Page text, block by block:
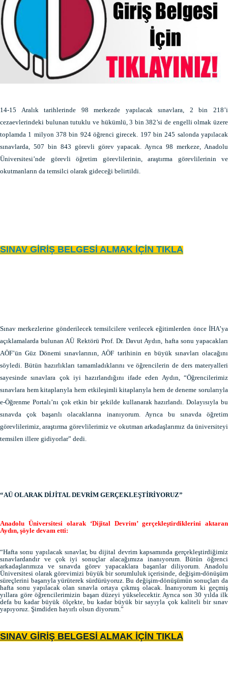
14-15 Aralık tarihlerinde 98 merkezde yapılacak sınavlara, 2 bin 218’i
cezaevlerindeki bulunan tutuklu ve hükümlü, 3 bin 382’si de engelli olmak üzere
toplamda 1 milyon 378 bin 924 öğrenci girecek. 197 bin 245 salonda yapılacak
sınavlarda, 507 bin 843 görevli görev yapacak. Ayrıca 98 merkeze, Anadolu
Üniversitesi’nde görevli öğretim görevlilerinin, araştırma görevlilerinin ve
okutmanların da temsilci olarak gideceği belirtildi.
SINAV GİRİŞ BELGESİ ALMAK İÇİN TIKLA
Sınav merkezlerine gönderilecek temsilcilere verilecek eğitimlerden önce İHA’ya
açıklamalarda bulunan AÜ Rektörü Prof. Dr. Davut Aydın, hafta sonu yapacakları
AÖF’ün Güz Dönemi sınavlarının, AÖF tarihinin en büyük sınavları olacağını
söyledi. Bütün hazırlıkları tamamladıklarını ve öğrencilerin de ders materyalleri
sayesinde sınavlara çok iyi hazırlandığını ifade eden Aydın, “Öğrencilerimiz
sınavlara hem kitaplarıyla hem etkileşimli kitaplarıyla hem de deneme sorularıyla
e-Öğrenme Portalı’nı çok etkin bir şekilde kullanarak hazırlandı. Dolayısıyla bu
sınavda çok başarılı olacaklarına inanıyorum. Ayrıca bu sınavda öğretim
görevlilerimiz, araştırma görevlilerimiz ve okutman arkadaşlarımız da üniversiteyi
temsilen illere gidiyorlar” dedi.
“AÜ OLARAK DİJİTAL DEVRİM GERÇEKLEŞTİRİYORUZ”
Anadolu Üniversitesi olarak ‘Dijital Devrim’ gerçekleştirdiklerini aktaran
Aydın, şöyle devam etti:
“Hafta sonu yapılacak sınavlar, bu dijital devrim kapsamında gerçekleştirdiğimiz
sınavlardandır ve çok iyi sonuçlar alacağımıza inanıyorum. Bütün öğrenci
arkadaşlarımıza ve sınavda görev yapacaklara başarılar diliyorum. Anadolu
Üniversitesi olarak görevimizi büyük bir sorumluluk içerisinde, değişim-dönüşüm
süreçlerini başarıyla yürüterek sürdürüyoruz. Bu değişim-dönüşümün sonuçları da
hafta sonu yapılacak olan sınavla ortaya çıkmış olacak. İnanıyorum ki geçmiş
yıllara göre öğrencilerimizin başarı düzeyi yükselecektir. Ayrıca son 30 yılda ilk
defa bu kadar büyük ölçekte, bu kadar büyük bir sayıyla çok kaliteli bir sınav
yapıyoruz. Şimdiden hayırlı olsun diyorum.”
SINAV GİRİŞ BELGESİ ALMAK İÇİN TIKLA